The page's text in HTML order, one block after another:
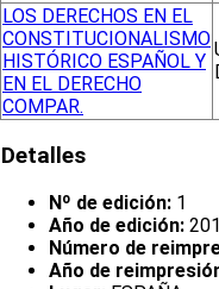
LOS DERECHOS EN EL
CONSTITUCIONALISMO
HISTÓRICO ESPAÑOL Y
EN EL DERECHO
COMPAR.
Detalles
Nº de edición: 1
Año de edición:
Número de
Año de